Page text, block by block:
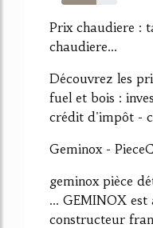
63%
Prix chaudiere :
chaudiere...
Découvrez les
fuel et bois :
crédit d'impôt -
Geminox -
geminox pièce
... GEMINOX
constructeur